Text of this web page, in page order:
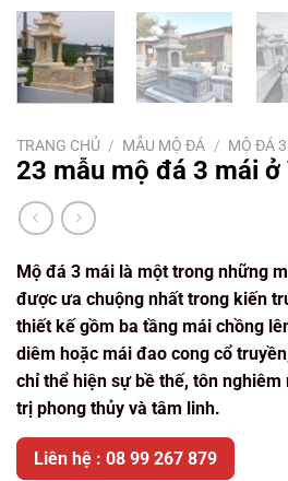
TRANG CHỦ / MẪU MỘ ĐÁ / MỘ ĐÁ
23 mẫu mộ đá 3 mái ở
Mộ đá 3 mái là một trong những
được ưa chuộng nhất trong kiến
thiết kế gồm ba tầng mái chồng
diêm hoặc mái đao cong cổ
chỉ thể hiện sự bề thế, tôn
trị phong thủy và tâm linh.
Liên hệ : 08 99 267 879